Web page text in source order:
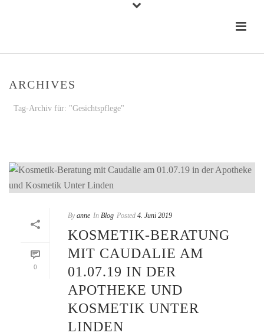
ARCHIVES
Tag-Archiv für: "Gesichtspflege"
0
By anne In Blog Posted 4. Juni 2019
KOSMETIK-BERATUNG
MIT CAUDALIE AM
01.07.19 IN DER
APOTHEKE UND
KOSMETIK UNTER
LINDEN